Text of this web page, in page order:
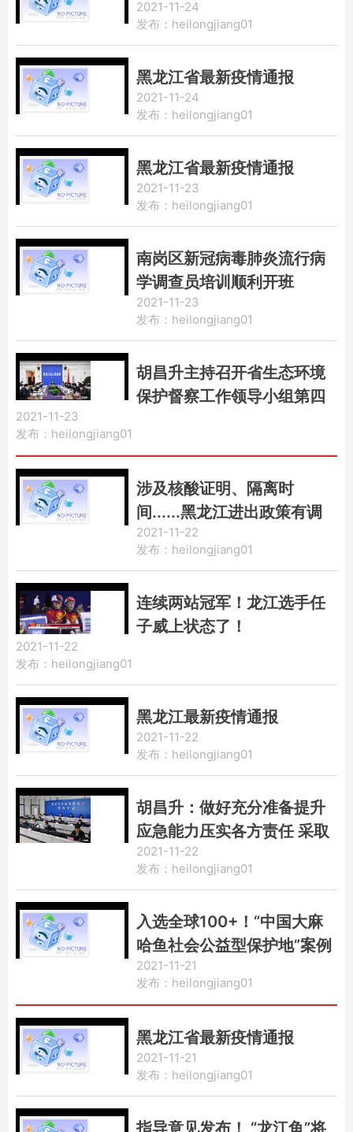
2021-11-24
发布：heilongjiang01
黑龙江省最新疫情通报
2021-11-24
发布：heilongjiang01
黑龙江省最新疫情通报
2021-11-23
发布：heilongjiang01
南岗区新冠病毒肺炎流行病
学调查员培训顺利开班
2021-11-23
发布：heilongjiang01
胡昌升主持召开省生态环境
保护督察工作领导小组第四
2021-11-23
发布：heilongjiang01
涉及核酸证明、隔离时
间......黑龙江进出政策有调
整！
2021-11-22
发布：heilongjiang01
连续两站冠军！龙江选手任
子威上状态了！
2021-11-22
发布：heilongjiang01
黑龙江最新疫情通报
2021-11-22
发布：heilongjiang01
胡昌升：做好充分准备提升
应急能力压实各方责任 采取
有效措施全力做好暴雪灾害
防范工作
2021-11-22
发布：heilongjiang01
入选全球100+！“中国大麻
哈鱼社会公益型保护地”案例
斩获殊荣
2021-11-21
发布：heilongjiang01
黑龙江省最新疫情通报
2021-11-21
发布：heilongjiang01
指导意见发布！ “龙江鱼”将